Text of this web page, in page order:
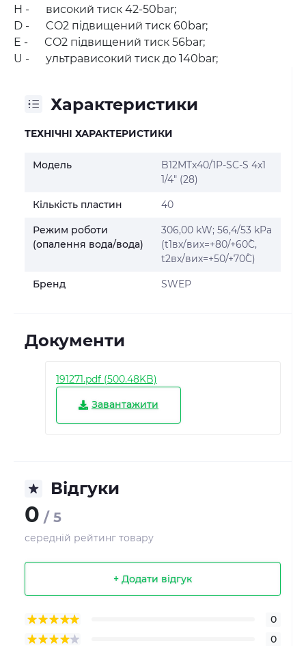
H - високий тиск 42-50bar;
D - CO2 підвищений тиск 60bar;
E - CO2 підвищений тиск 56bar;
U - ультрависокий тиск до 140bar;
Характеристики
ТЕХНІЧНІ ХАРАКТЕРИСТИКИ
Модель
B12MTx40/1P-SC-S 4x1
1/4" (28)
Кількість пластин 40
Режим роботи
(опалення вода/вода)
306,00 kW; 56,4/53 kPa
(t1вх/вих=+80/+60˚C,
t2вх/вих=+50/+70˚C)
Бренд SWEP
Документи
191271.pdf (500.48KB)
Завантажити
Відгуки
0 / 5
середній рейтинг товару
+ Додати відгук
0
0